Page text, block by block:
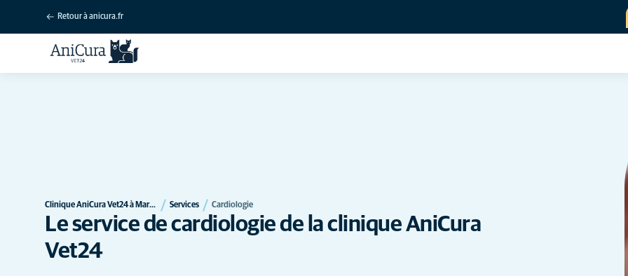
Retour à anicura.fr
Clinique AniCura Vet24 à Marcq-en-Baroeul Services Cardiologie
Le service de cardiologie de la clinique AniCura
Vet24